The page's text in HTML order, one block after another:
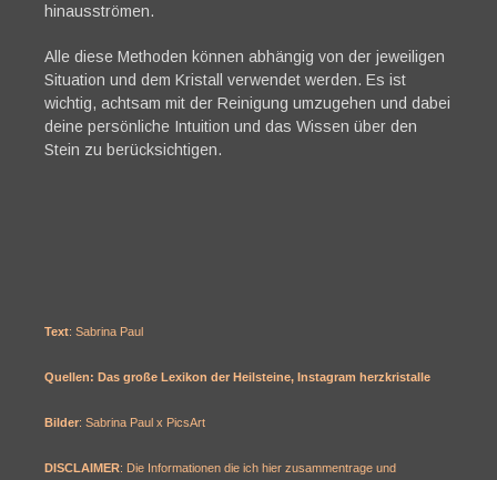
hinausströmen.
Alle diese Methoden können abhängig von der jeweiligen
Situation und dem Kristall verwendet werden. Es ist
wichtig, achtsam mit der Reinigung umzugehen und dabei
deine persönliche Intuition und das Wissen über den
Stein zu berücksichtigen.
Text: Sabrina Paul
Quellen: Das große Lexikon der Heilsteine, Instagram herzkristalle
Bilder: Sabrina Paul x PicsArt
DISCLAIMER: Die Informationen die ich hier zusammentrage und